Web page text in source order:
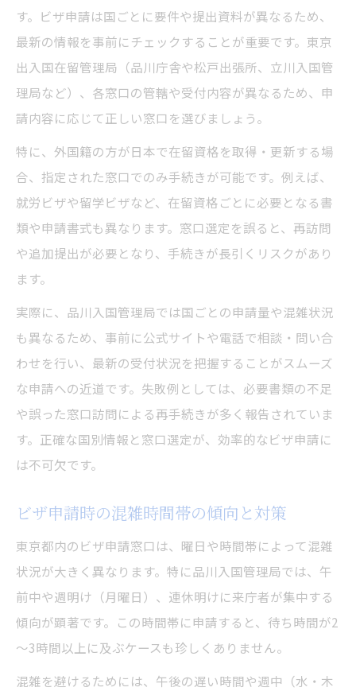
す。ビザ申請は国ごとに要件や提出資料が異なるため、
最新の情報を事前にチェックすることが重要です。東京
出入国在留管理局（品川庁舎や松戸出張所、立川入国管
理局など）、各窓口の管轄や受付内容が異なるため、申
請内容に応じて正しい窓口を選びましょう。
特に、外国籍の方が日本で在留資格を取得・更新する場
合、指定された窓口でのみ手続きが可能です。例えば、
就労ビザや留学ビザなど、在留資格ごとに必要となる書
類や申請書式も異なります。窓口選定を誤ると、再訪問
や追加提出が必要となり、手続きが長引くリスクがあり
ます。
実際に、品川入国管理局では国ごとの申請量や混雑状況
も異なるため、事前に公式サイトや電話で相談・問い合
わせを行い、最新の受付状況を把握することがスムーズ
な申請への近道です。失敗例としては、必要書類の不足
や誤った窓口訪問による再手続きが多く報告されていま
す。正確な国別情報と窓口選定が、効率的なビザ申請に
は不可欠です。
ビザ申請時の混雑時間帯の傾向と対策
東京都内のビザ申請窓口は、曜日や時間帯によって混雑
状況が大きく異なります。特に品川入国管理局では、午
前中や週明け（月曜日）、連休明けに来庁者が集中する
傾向が顕著です。この時間帯に申請すると、待ち時間が2
～3時間以上に及ぶケースも珍しくありません。
混雑を避けるためには、午後の遅い時間や週中（水・木